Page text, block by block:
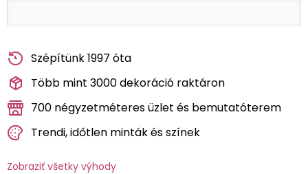
Szépítünk 1997 óta
Több mint 3000 dekoráció raktáron
700 négyzetméteres üzlet és bemutatóterem
Trendi, időtlen minták és színek
Zobraziť všetky výhody